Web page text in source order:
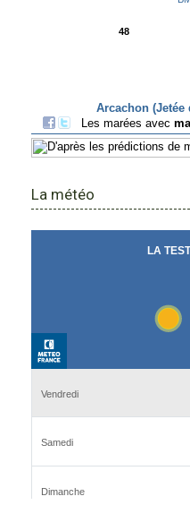
La météo